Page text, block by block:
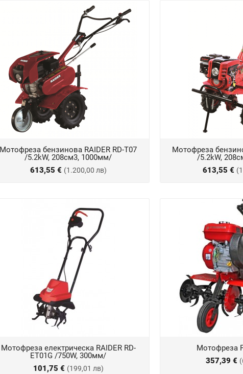
Мотофреза бензинова RAIDER RD-T07
/5.2kW, 208см3, 1000мм/
613,55 € (1.200,00 лв)
Мотофреза
/5.2kW,
613,55 €
Мотофреза eлектрическа RAIDER RD-
ЕT01G /750W, 300мм/
101,75 € (199,01 лв)
Мотофреза
357,39 €